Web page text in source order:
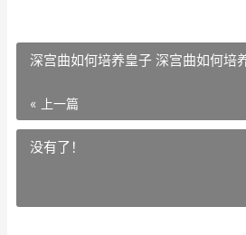
深宫曲如何培养皇子 深宫曲如何培
« 上一篇
没有了！